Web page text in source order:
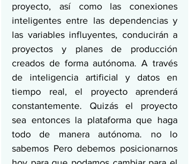
proyecto, así como las conexiones
inteligentes entre las dependencias y
las variables influyentes, conducirán a
proyectos y planes de producción
creados de forma autónoma. A través
de inteligencia artificial y datos en
tiempo real, el proyecto aprenderá
constantemente. Quizás el proyecto
sea entonces la plataforma que haga
todo de manera autónoma. no lo
sabemos Pero debemos posicionarnos